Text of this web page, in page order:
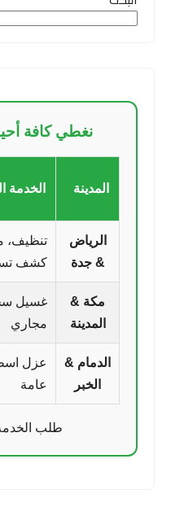
نغطي كافة أحياء
المدينة الخدمة
الرياض
& جدة
تنظيف،
كشف
مكة &
المدينة
غسيل
مجاري
الدمام &
الخبر
عزل
عامة
طلب الخدمة: